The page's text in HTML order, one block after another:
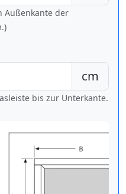
Außenkante der
.)
cm
bis zur Unterkante.